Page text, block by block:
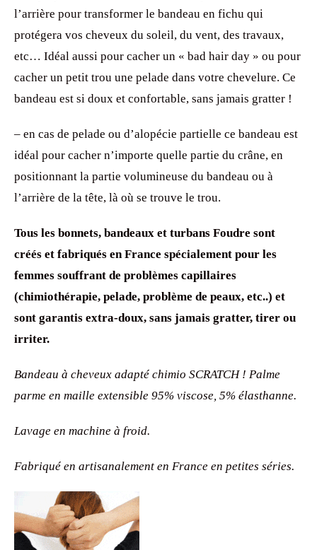
l’arrière pour transformer le bandeau en fichu qui
protégera vos cheveux du soleil, du vent, des travaux,
etc… Idéal aussi pour cacher un « bad hair day » ou pour
cacher un petit trou une pelade dans votre chevelure. Ce
bandeau est si doux et confortable, sans jamais gratter !
– en cas de pelade ou d’alopécie partielle ce bandeau est
idéal pour cacher n’importe quelle partie du crâne, en
positionnant la partie volumineuse du bandeau ou à
l’arrière de la tête, là où se trouve le trou.
Tous les bonnets, bandeaux et turbans Foudre sont
créés et fabriqués en France spécialement pour les
femmes souffrant de problèmes capillaires
(chimiothérapie, pelade, problème de peaux, etc..) et
sont garantis extra-doux, sans jamais gratter, tirer ou
irriter.
Bandeau à cheveux adapté chimio SCRATCH ! Palme
parme en maille extensible 95% viscose, 5% élasthanne.
Lavage en machine à froid.
Fabriqué en artisanalement en France en petites séries.